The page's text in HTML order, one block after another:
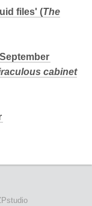
files' (The
cabinet